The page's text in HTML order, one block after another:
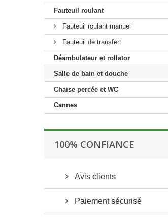
Fauteuil roulant
Fauteuil roulant manuel
Fauteuil de transfert
Déambulateur et rollator
Salle de bain et douche
Chaise percée et WC
Cannes
100% CONFIANCE
Avis clients
Paiement sécurisé